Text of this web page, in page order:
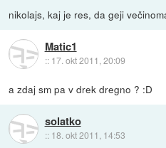
nikolajs, kaj je res, da geji
Matic1
:: 17. okt 2011, 20:09
a zdaj sm pa v drek dregno ? :D
solatko
:: 18. okt 2011, 14:53